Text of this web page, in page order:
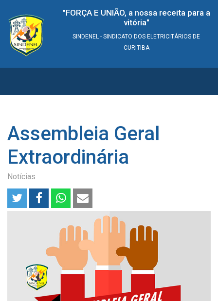
"FORÇA E UNIÃO, a nossa receita para a
vitória"
SINDENEL - SINDICATO DOS ELETRICITÁRIOS DE
CURITIBA
Assembleia Geral
Extraordinária
Notícias